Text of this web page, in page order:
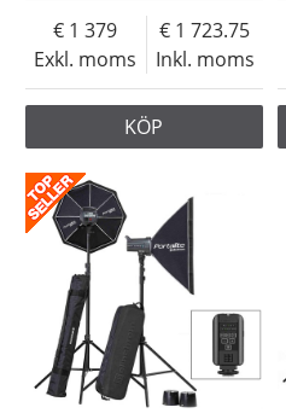
Exkl. moms
1 379
Inkl. moms
1 723.75
KÖP